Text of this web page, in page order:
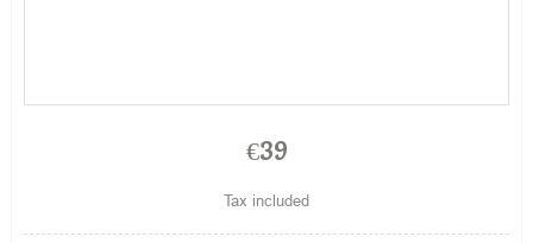
€39
Tax included